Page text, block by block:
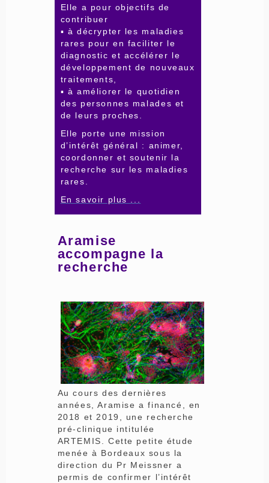
Elle a pour objectifs de
contribuer
▪ à décrypter les maladies
rares pour en faciliter le
diagnostic et accélérer le
développement de nouveaux
traitements,
▪ à améliorer le quotidien
des personnes malades et
de leurs proches.
Elle porte une mission
d’intérêt général : animer,
coordonner et soutenir la
recherche sur les maladies
rares.
En savoir plus ...
Aramise
accompagne la
recherche
Au cours des dernières
années, Aramise a financé, en
2018 et 2019, une recherche
pré-clinique intitulée
ARTEMIS. Cette petite étude
menée à Bordeaux sous la
direction du Pr Meissner a
permis de confirmer l’intérêt